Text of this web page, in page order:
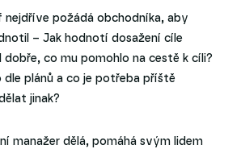
nejdříve požádá obchodníka, aby
– Jak hodnotí dosažení cíle
dobře, co mu pomohlo na cestě k cíli?
dle plánů a co je potřeba příště
jinak?
manažer dělá, pomáhá svým lidem